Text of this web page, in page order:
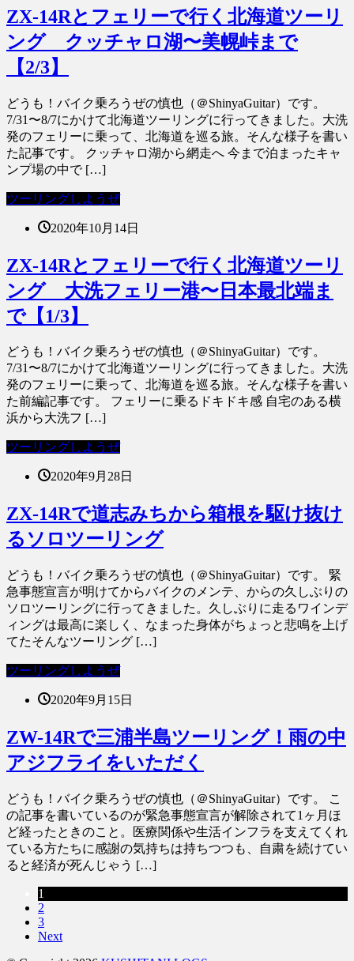
ZX-14Rとフェリーで行く北海道ツーリ
ング クッチャロ湖〜美幌峠まで
【2/3】
どうも！バイク乗ろうぜの慎也（＠ShinyaGuitar）です。
7/31〜8/7にかけて北海道ツーリングに行ってきました。大洗
発のフェリーに乗って、北海道を巡る旅。そんな様子を書い
た記事です。 クッチャロ湖から網走へ 今まで泊まったキャ
ンプ場の中で […]
ツーリングしようぜ
2020年10月14日
ZX-14Rとフェリーで行く北海道ツーリ
ング 大洗フェリー港〜日本最北端ま
で【1/3】
どうも！バイク乗ろうぜの慎也（＠ShinyaGuitar）です。
7/31〜8/7にかけて北海道ツーリングに行ってきました。大洗
発のフェリーに乗って、北海道を巡る旅。そんな様子を書い
た前編記事です。 フェリーに乗るドキドキ感 自宅のある横
浜から大洗フ […]
ツーリングしようぜ
2020年9月28日
ZX-14Rで道志みちから箱根を駆け抜け
るソロツーリング
どうも！バイク乗ろうぜの慎也（＠ShinyaGuitar）です。 緊
急事態宣言が明けてからバイクのメンテ、からの久しぶりの
ソロツーリングに行ってきました。久しぶりに走るワインデ
ィングは最高に楽しく、なまった身体がちょっと悲鳴を上げ
てたそんなツーリング […]
ツーリングしようぜ
2020年9月15日
ZW-14Rで三浦半島ツーリング！雨の中
アジフライをいただく
どうも！バイク乗ろうぜの慎也（＠ShinyaGuitar）です。 こ
の記事を書いているのが緊急事態宣言が解除されて1ヶ月ほ
ど経ったときのこと。医療関係や生活インフラを支えてくれ
ている方たちに感謝の気持ちは持ちつつも、自粛を続けてい
ると経済が死んじゃう […]
1
2
3
Next